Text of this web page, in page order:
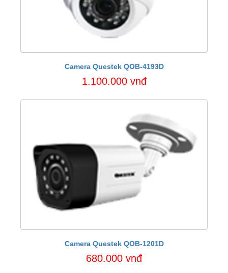
Camera Questek QOB-4193D
1.100.000 vnđ
Camera Questek QOB-1201D
680.000 vnđ